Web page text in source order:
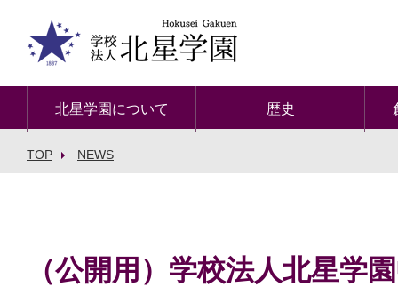
北星学園について 歴史
TOP NEWS
（公開用）学校法人北星学